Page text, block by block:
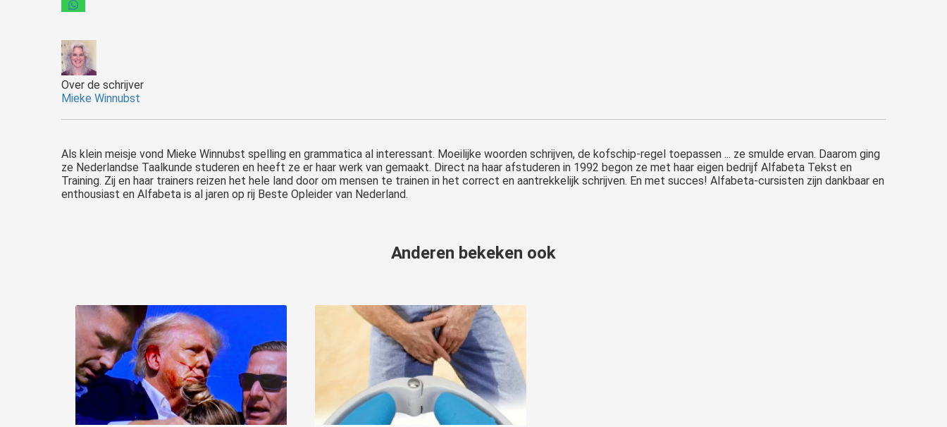
Over de schrijver
Mieke Winnubst
Als klein meisje vond Mieke Winnubst spelling en grammatica al interessant. Moeilijke woorden schrijven, de kofschip-regel toepassen ... ze smulde ervan. Daarom ging
ze Nederlandse Taalkunde studeren en heeft ze er haar werk van gemaakt. Direct na haar afstuderen in 1992 begon ze met haar eigen bedrijf Alfabeta Tekst en
Training. Zij en haar trainers reizen het hele land door om mensen te trainen in het correct en aantrekkelijk schrijven. En met succes! Alfabeta-cursisten zijn dankbaar en
enthousiast en Alfabeta is al jaren op rij Beste Opleider van Nederland.
Anderen bekeken ook